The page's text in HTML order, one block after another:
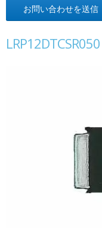
お問い合わせを送信
LRP12DTCSR050